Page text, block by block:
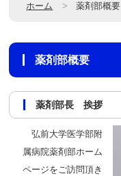
ホーム 薬剤部概要
薬剤部概要
薬剤部長 挨拶
弘前大学医学部附
属病院薬剤部ホーム
ページをご訪問頂き